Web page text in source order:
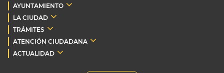
AYUNTAMIENTO
LA CIUDAD
TRÁMITES
ATENCIÓN CIUDADANA
ACTUALIDAD